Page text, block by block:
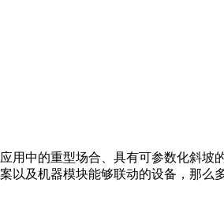
中的重型场合、具有可参数化斜坡
及机器模块能够联动的设备，那